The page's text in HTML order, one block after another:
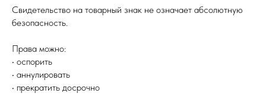
Свидетельство на товарный знак не означает абсолютную
безопасность.
Права можно:
• оспорить
• аннулировать
• прекратить досрочно